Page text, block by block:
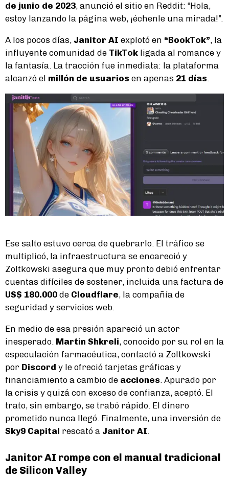
de junio de 2023, anunció el sitio en Reddit: “Hola,
estoy lanzando la página web, ¡échenle una mirada!”.
A los pocos días, Janitor AI explotó en “BookTok”, la
influyente comunidad de TikTok ligada al romance y
la fantasía. La tracción fue inmediata: la plataforma
alcanzó el millón de usuarios en apenas 21 días.
Ese salto estuvo cerca de quebrarlo. El tráfico se
multiplicó, la infraestructura se encareció y
Zoltkowski asegura que muy pronto debió enfrentar
cuentas difíciles de sostener, incluida una factura de
US$ 180.000 de Cloudflare, la compañía de
seguridad y servicios web.
En medio de esa presión apareció un actor
inesperado. Martin Shkreli, conocido por su rol en la
especulación farmacéutica, contactó a Zoltkowski
por Discord y le ofreció tarjetas gráficas y
financiamiento a cambio de acciones. Apurado por
la crisis y quizá con exceso de confianza, aceptó. El
trato, sin embargo, se trabó rápido. El dinero
prometido nunca llegó. Finalmente, una inversión de
Sky9 Capital rescató a Janitor AI.
Janitor AI rompe con el manual tradicional
de Silicon Valley